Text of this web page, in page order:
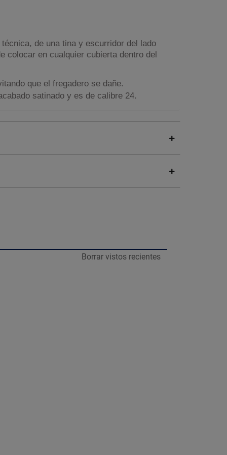
de una tina y escurridor del lado
colocar en cualquier cubierta dentro del
que el fregadero se dañe.
satinado y es de calibre 24.
14 cm.
variar de lo apreciado en pantalla.
Borrar vistos recientes